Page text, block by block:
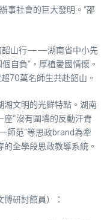
事社會的巨大發明。”邵
韶山行——湖南省中小先
自負”，厚植愛國情懷。
70萬名師生共赴韶山。
湘文明的光鮮特點。湖南
“沒有圍墻的反動汗青
師范”等思政brand為牽
全學段思政教導系統。
研討館員）：